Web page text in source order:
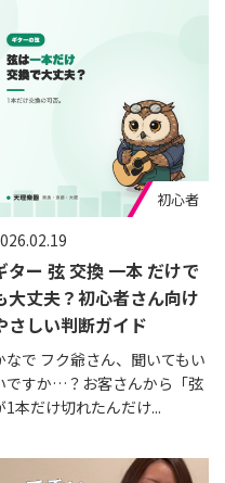
ター 弦 交換 一本 だけで
大丈夫？初心者さん向け
さしい判断ガイド
なで フク爺さん、聞いてもい
ですか…？お客さんから「弦
1本だけ切れたんだけ...
初心者